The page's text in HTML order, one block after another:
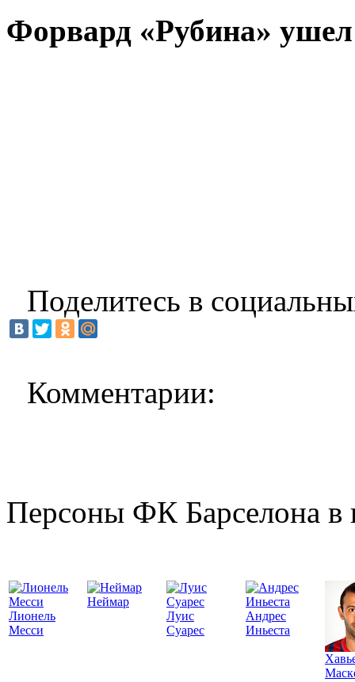
Форвард «Рубина» ушел
Поделитесь в
Комментарии:
Персоны ФК Барселона в
Лионель
Месси
Неймар
Луис
Суарес
Андрес
Иньеста